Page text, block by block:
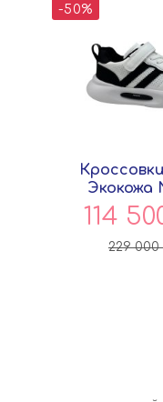
-50%
Экокожа
114
229 000